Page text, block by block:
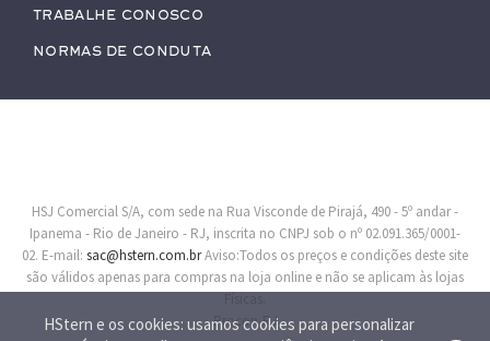
HStern e os cookies: usamos cookies para personalizar
Trabalhe conosco
Normas de Conduta
HSJ Comercial S/A, com sede na Rua Visconde de Pirajá, 490 - 5º andar -
Ipanema - Rio de Janeiro - RJ, inscrita no CNPJ sob o nº 02.091.365/0001-
02. E-mail: sac@hstern.com.brAviso:Todos os preços e condições deste site
são válidos apenas para compras na loja online e não se aplicam às lojas
Procon-RJ